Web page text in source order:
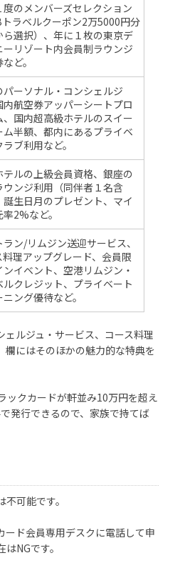
度のメンバーズセレクション
トラベルクーポン2万5000円分
ら選択）、年に１枚の東京デ
ーリゾート内会員制ラウンジ
ど。
パーソナル・コンシェルジ
内航空券アッパーシートプロ
、国内超高級ホテルのスイー
ム半額、都内にあるプライベ
ブ利用など。
テルの上級会員資格、銀座の
ウンジ利用（同伴者１名含
誕生日月のプレゼント、マイ
2%など。
ラン/リムジン送迎サービス、
料理アップグレード、会員限
ンイベント、空港リムジン・
ルクレジット、プライベート
ニング優待など。
ルジュ・サービス、コース料理
欄にはそのほかの魅力的な特典を
ックカードが軒並み10万円を超え
発行できるので、家族で持てば
可能です。
ド会員専用デスクに電話して申
NGです。